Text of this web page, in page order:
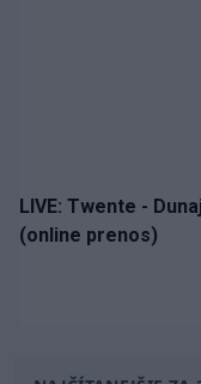
LIVE: Twente -
(online prenos)